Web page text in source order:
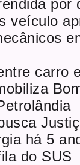
por
veículo
carro
há 5
do SUS